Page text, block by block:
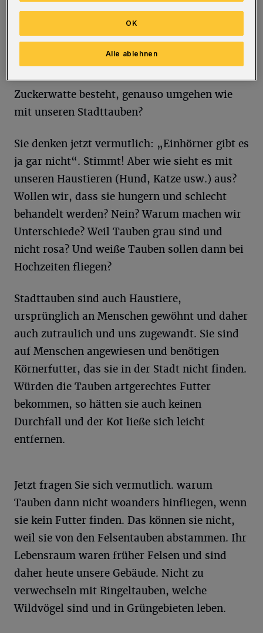
Lüfte“ beschimpft …
Sie kämpfen Tag für Tag ums Überleben…
Würden wir mit fliegenden, glitzernden,
rosafarbenen Einhörnern deren Kot aus
Zuckerwatte besteht, genauso umgehen wie
mit unseren Stadttauben?
Sie denken jetzt vermutlich: „Einhörner gibt es
ja gar nicht“. Stimmt! Aber wie sieht es mit
unseren Haustieren (Hund, Katze usw.) aus?
Wollen wir, dass sie hungern und schlecht
behandelt werden? Nein? Warum machen wir
Unterschiede? Weil Tauben grau sind und
nicht rosa? Und weiße Tauben sollen dann bei
Hochzeiten fliegen?
Stadttauben sind auch Haustiere,
ursprünglich an Menschen gewöhnt und daher
auch zutraulich und uns zugewandt. Sie sind
auf Menschen angewiesen und benötigen
Körnerfutter, das sie in der Stadt nicht finden.
Würden die Tauben artgerechtes Futter
bekommen, so hätten sie auch keinen
Durchfall und der Kot ließe sich leicht
entfernen.
Jetzt fragen Sie sich vermutlich. warum
Tauben dann nicht woanders hinfliegen, wenn
sie kein Futter finden. Das können sie nicht,
weil sie von den Felsentauben abstammen. Ihr
Lebensraum waren früher Felsen und sind
daher heute unsere Gebäude. Nicht zu
verwechseln mit Ringeltauben, welche
Wildvögel sind und in Grüngebieten leben.
Alle ablehnen
OK